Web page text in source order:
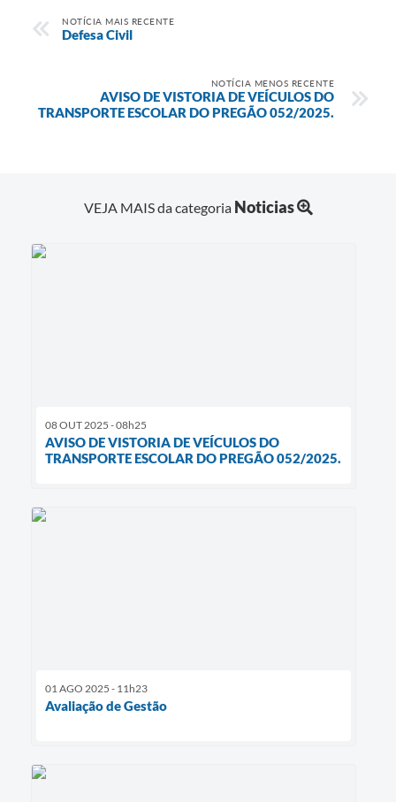
NOTÍCIA MAIS RECENTE
Defesa Civil
NOTÍCIA MENOS RECENTE
AVISO DE VISTORIA DE VEÍCULOS DO
TRANSPORTE ESCOLAR DO PREGÃO 052/2025.
VEJA MAIS da categoria Noticias
08 OUT 2025 - 08h25
AVISO DE VISTORIA DE VEÍCULOS DO
TRANSPORTE ESCOLAR DO PREGÃO 052/2025.
01 AGO 2025 - 11h23
Avaliação de Gestão